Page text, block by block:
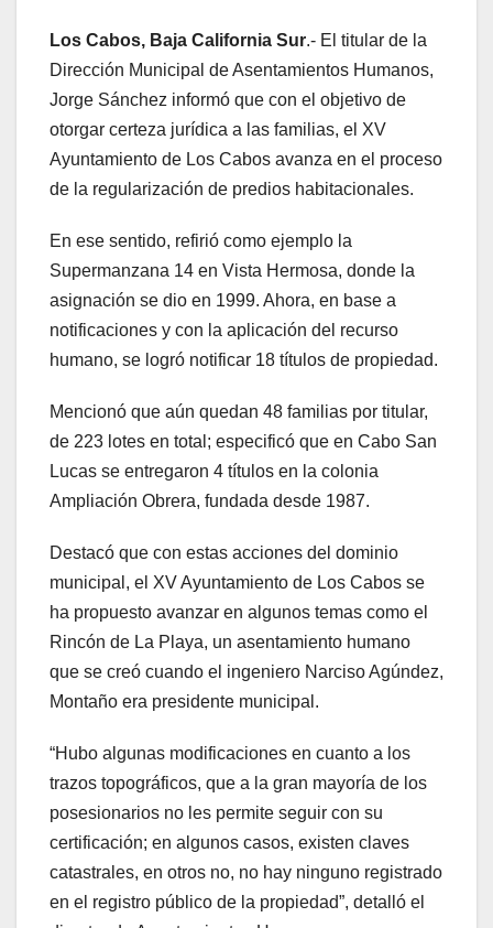
Los Cabos, Baja California Sur.- El titular de la
Dirección Municipal de Asentamientos Humanos,
Jorge Sánchez informó que con el objetivo de
otorgar certeza jurídica a las familias, el XV
Ayuntamiento de Los Cabos avanza en el proceso
de la regularización de predios habitacionales.
En ese sentido, refirió como ejemplo la
Supermanzana 14 en Vista Hermosa, donde la
asignación se dio en 1999. Ahora, en base a
notificaciones y con la aplicación del recurso
humano, se logró notificar 18 títulos de propiedad.
Mencionó que aún quedan 48 familias por titular,
de 223 lotes en total; especificó que en Cabo San
Lucas se entregaron 4 títulos en la colonia
Ampliación Obrera, fundada desde 1987.
Destacó que con estas acciones del dominio
municipal, el XV Ayuntamiento de Los Cabos se
ha propuesto avanzar en algunos temas como el
Rincón de La Playa, un asentamiento humano
que se creó cuando el ingeniero Narciso Agúndez,
Montaño era presidente municipal.
“Hubo algunas modificaciones en cuanto a los
trazos topográficos, que a la gran mayoría de los
posesionarios no les permite seguir con su
certificación; en algunos casos, existen claves
catastrales, en otros no, no hay ninguno registrado
en el registro público de la propiedad”, detalló el